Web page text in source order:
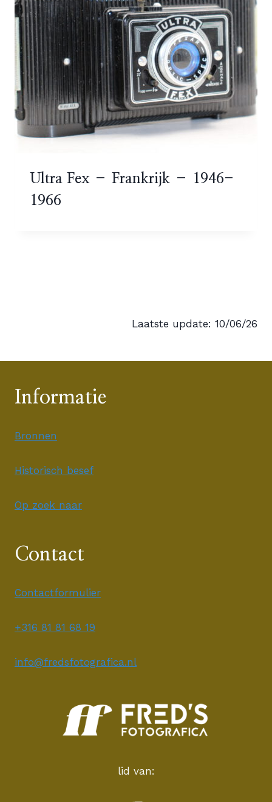
Ultra Fex – Frankrijk – 1946-
1966
Laatste update: 10/06/26
Informatie
Bronnen
Historisch besef
Op zoek naar
Contact
Contactformulier
+316 81 81 68 19
info@fredsfotografica.nl
lid van: